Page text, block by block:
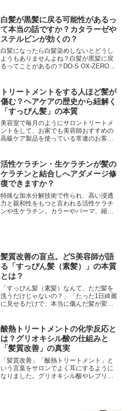
白髪が黒髪に戻る可能性があるっ
て本当の話ですか？カタラーゼや
ステルビンが効くの？
白髪になったら白髪染めしないとどうし
ようもありませんよね？白髪が黒髪に戻
るってことがあるの？DO-S OX-ZEROっ
は『スレル...
トリートメントをする人ほど髪が
傷む？ヘアケアの歴史から紐解く
「すっぴん髪」の本質
美容室で毎月のようにサロントリートメ
ントをして、お家でも美容師おすすめの
高級ケア製品を使っている常連のお客
りも確実に髪がボサボサ...
活性ケラチン・生ケラチンが髪の
ケラチンと結合しへアダメージ修
復できますか？
特殊な加水分解技術で作られ、高い浸透
力と親和性をもつと言われる活性ケラチ
ンや生ケラチン。カラーやパーマ、縮毛
髪質改善の盲点。どS美容師が語
る「すっぴん髪（素髪）」の本質
とは？
「すっぴん髪（素髪）なんて、ただ髪を
洗うだけじゃないの？」「たった1日綺麗
に見せるだけで、本当に傷んだ髪が変わ
た「現在のサロント...
酸熱トリートメントの化学反応と
は？グリオキシル酸の仕組みと
「髪質改善」の真実
「髪質改善」「酸熱トリートメント」と
いう言葉をサロンでよく耳にするように
なりました。グリオキシル酸やレブリン